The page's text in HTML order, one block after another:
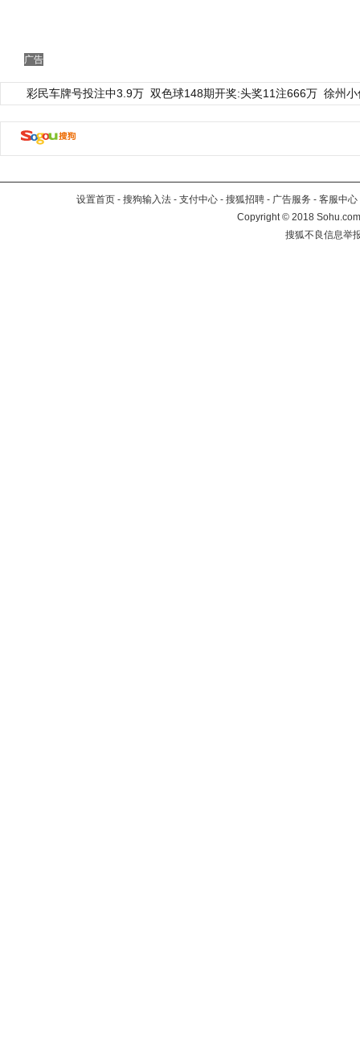
广告
彩民车牌号投注中3.9万 双色球148期开奖:头奖11注666万 徐州
设置首页 - 搜狗输入法 - 支付中心 - 搜狐招聘 - 广告服务 - 客服中心
Copyright©2018
搜狐不良信息举